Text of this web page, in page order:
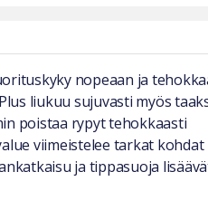
nopeaan ja
liukuu sujuvasti myös
poistaa rypyt tehokkaasti
viimeistelee tarkat
ja tippasuoja